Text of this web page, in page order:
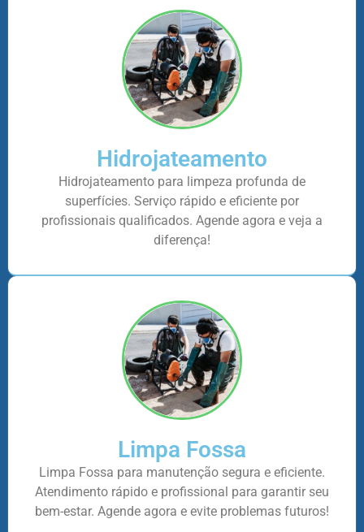
Hidrojateamento
Hidrojateamento para limpeza profunda de
superfícies. Serviço rápido e eficiente por
profissionais qualificados. Agende agora e veja a
diferença!
Limpa Fossa
Limpa Fossa para manutenção segura e eficiente.
Atendimento rápido e profissional para garantir seu
bem-estar. Agende agora e evite problemas futuros!